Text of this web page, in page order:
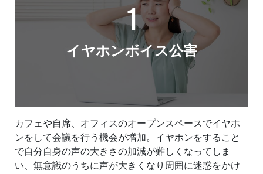
1
イヤホンボイス公害
カフェや自席、オフィスのオープンスペースでイヤホ
ンをして会議を行う機会が増加。イヤホンをすること
で自分自身の声の大きさの加減が難しくなってしま
い、無意識のうちに声が大きくなり周囲に迷惑をかけ